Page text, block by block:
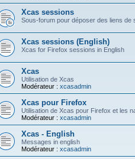
Xcas sessions
Sous-forum pour déposer des liens de
Xcas sessions (English)
Xcas for Firefox sessions in English
Xcas
Utilisation de Xcas
Modérateur : xcasadmin
Xcas pour Firefox
Utilisation de Xcas pour Firefox et les
Modérateur : xcasadmin
Xcas - English
Messages in english
Modérateur : xcasadmin